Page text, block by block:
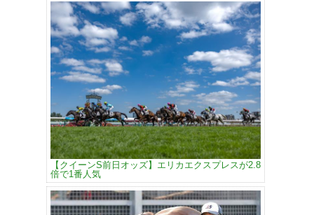
【クイーンS前日オッズ】エリカエクスプレスが2.8
倍で1番人気